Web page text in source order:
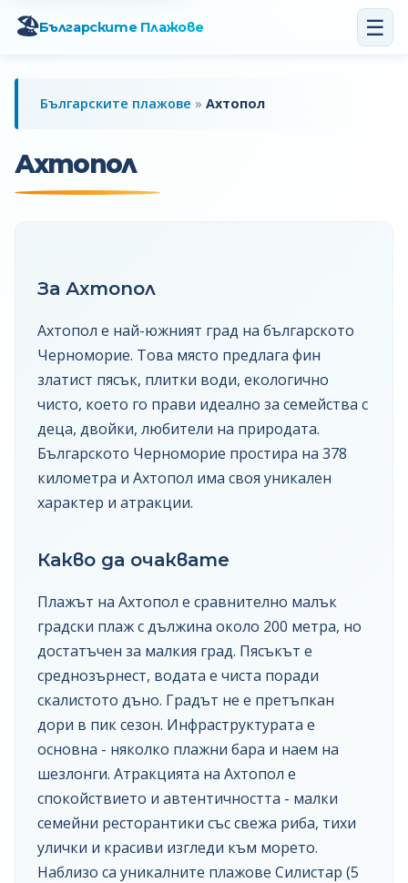
🏖️Българските Плажове ☰
Българските плажове » Ахтопол
Ахтопол
За Ахтопол
Ахтопол е най-южният град на българското
Черноморие. Това място предлага фин
златист пясък, плитки води, екологично
чисто, което го прави идеално за семейства с
деца, двойки, любители на природата.
Българското Черноморие простира на 378
километра и Ахтопол има своя уникален
характер и атракции.
Какво да очаквате
Плажът на Ахтопол е сравнително малък
градски плаж с дължина около 200 метра, но
достатъчен за малкия град. Пясъкът е
среднозърнест, водата е чиста поради
скалистото дъно. Градът не е претъпкан
дори в пик сезон. Инфраструктурата е
основна - няколко плажни бара и наем на
шезлонги. Атракцията на Ахтопол е
спокойствието и автентичността - малки
семейни ресторантики със свежа риба, тихи
улички и красиви изгледи към морето.
Наблизо са уникалните плажове Силистар (5